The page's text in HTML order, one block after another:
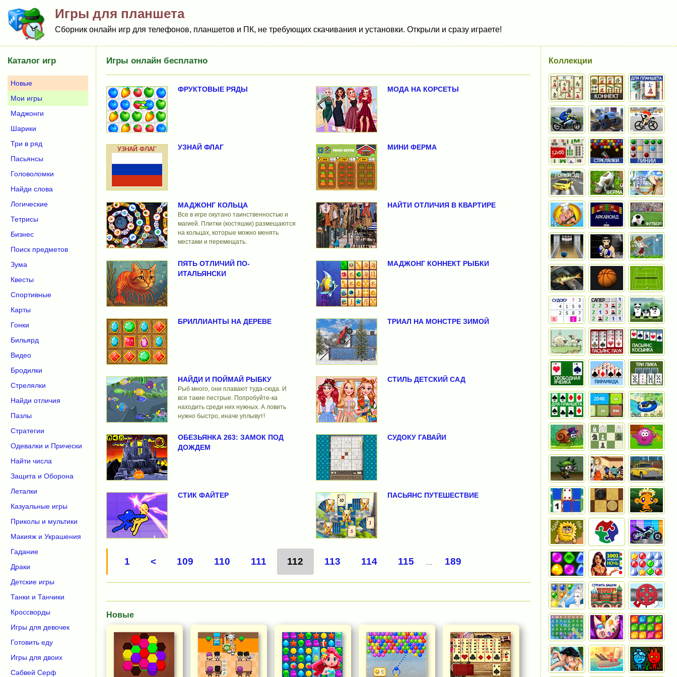
Игры для планшета
Сборник онлайн игр для телефонов, планшетов и ПК, не требующих скачивания и установки. Открыли и сразу играете!
Игры онлайн бесплатно
ФРУКТОВЫЕ РЯДЫ МОДА НА КОРСЕТЫ
УЗНАЙ ФЛАГ МИНИ ФЕРМА
МАДЖОНГ КОЛЬЦА
Все в игре окутано таинственностью и
магией. Плитки (костяшки) размещаются
на кольцах, которые можно менять
местами и перемещать.
НАЙТИ ОТЛИЧИЯ В КВАРТИРЕ
ПЯТЬ ОТЛИЧИЙ ПО-
ИТАЛЬЯНСКИ
МАДЖОНГ КОННЕКТ РЫБКИ
БРИЛЛИАНТЫ НА ДЕРЕВЕ ТРИАЛ НА МОНСТРЕ ЗИМОЙ
НАЙДИ И ПОЙМАЙ РЫБКУ
Рыб много, они плавают туда-сюда. И
все такие пестрые. Попробуйте-ка
находить среди них нужных. А ловить
нужно быстро, иначе уплывут!
СТИЛЬ ДЕТСКИЙ САД
ОБЕЗЬЯНКА 263: ЗАМОК ПОД
ДОЖДЕМ
СУДОКУ ГАВАЙИ
СТИК ФАЙТЕР ПАСЬЯНС ПУТЕШЕСТВИЕ
1 < 109 110 111 112 113 114 115 189
Новые
Каталог игр
Новые
Мои игры
Маджонги
Шарики
Три в ряд
Пасьянсы
Головоломки
Найди слова
Логические
Тетрисы
Бизнес
Поиск предметов
Зума
Квесты
Спортивные
Карты
Гонки
Бильярд
Видео
Бродилки
Стрелялки
Найди отличия
Пазлы
Стратегии
Одевалки и Прически
Найти числа
Защита и Оборона
Леталки
Казуальные игры
Приколы и мультики
Макияж и Украшения
Гадание
Драки
Детские игры
Танки и Танчики
Кроссворды
Игры для девочек
Готовить еду
Игры для двоих
Сабвей Серф
Коллекции